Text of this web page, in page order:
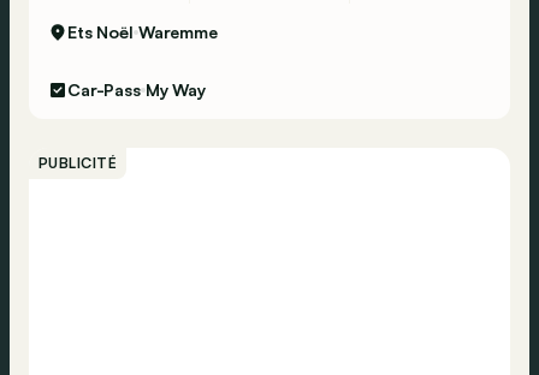
Ets Noël Waremme
Car-Pass My Way
PUBLICITÉ